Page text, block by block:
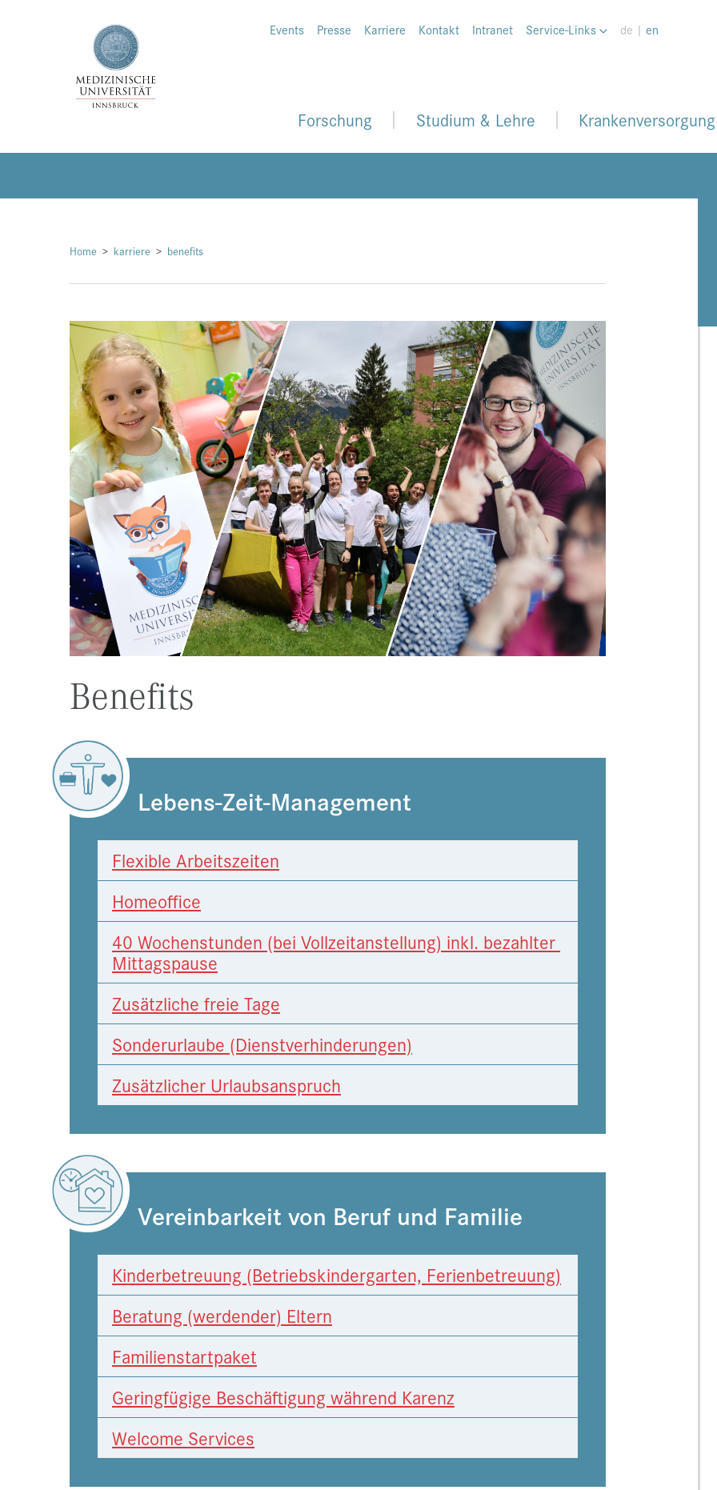
Events Presse Karriere Kontakt Intranet Service-Links de | en
Forschung Studium & Lehre Krankenversorgung
Home karriere benefits
Benefits
Lebens-Zeit-Management
Flexible Arbeitszeiten
Homeoffice
40 Wochenstunden (bei Vollzeitanstellung) inkl. bezahlter
Mittagspause
Zusätzliche freie Tage
Sonderurlaube (Dienstverhinderungen)
Zusätzlicher Urlaubsanspruch
Vereinbarkeit von Beruf und Familie
Kinderbetreuung (Betriebskindergarten, Ferienbetreuung)
Beratung (werdender) Eltern
Familienstartpaket
Geringfügige Beschäftigung während Karenz
Welcome Services